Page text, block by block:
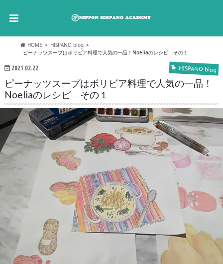
HOME
HISPANO blog
ピーナッツスープはボリビア料理で人気の一品！Noeliaのレシピ その１
2021.02.22 HISPANO blog
ピーナッツスープはボリビア料理で人気の一品！
Noeliaのレシピ その１